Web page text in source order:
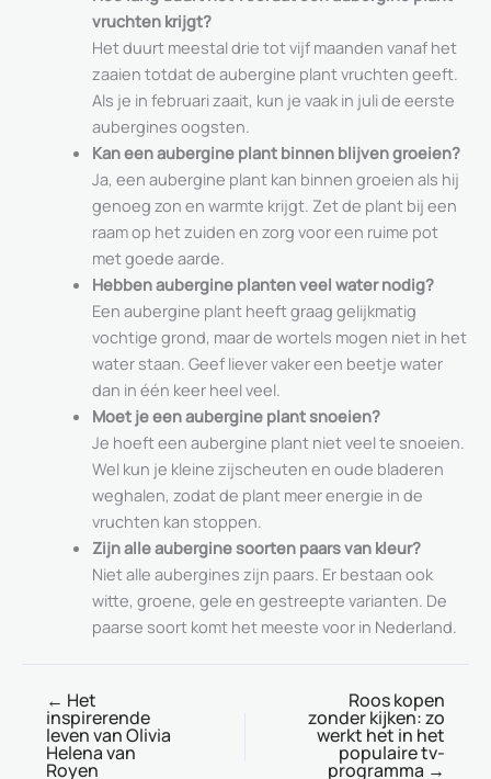
vruchten krijgt?
Het duurt meestal drie tot vijf maanden vanaf het
zaaien totdat de aubergine plant vruchten geeft.
Als je in februari zaait, kun je vaak in juli de eerste
aubergines oogsten.
Kan een aubergine plant binnen blijven groeien?
Ja, een aubergine plant kan binnen groeien als hij
genoeg zon en warmte krijgt. Zet de plant bij een
raam op het zuiden en zorg voor een ruime pot
met goede aarde.
Hebben aubergine planten veel water nodig?
Een aubergine plant heeft graag gelijkmatig
vochtige grond, maar de wortels mogen niet in het
water staan. Geef liever vaker een beetje water
dan in één keer heel veel.
Moet je een aubergine plant snoeien?
Je hoeft een aubergine plant niet veel te snoeien.
Wel kun je kleine zijscheuten en oude bladeren
weghalen, zodat de plant meer energie in de
vruchten kan stoppen.
Zijn alle aubergine soorten paars van kleur?
Niet alle aubergines zijn paars. Er bestaan ook
witte, groene, gele en gestreepte varianten. De
paarse soort komt het meeste voor in Nederland.
← Het
inspirerende
leven van Olivia
Helena van
Royen
Roos kopen
zonder kijken: zo
werkt het in het
populaire tv-
programma →